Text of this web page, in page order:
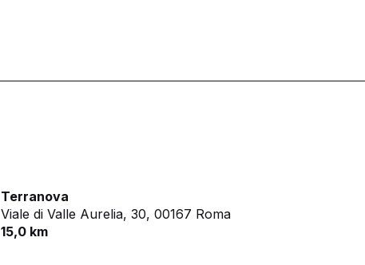
Terranova
Viale di Valle Aurelia, 30, 00167 Roma
15,0 km